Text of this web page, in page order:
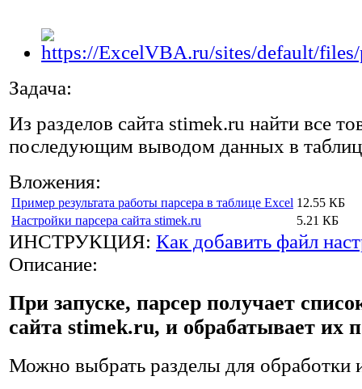
Задача:
Из разделов сайта stimek.ru найти все
последующим выводом данных в
Вложения:
Пример результата работы парсера в таблице Excel 12.55 КБ
Настройки парсера сайта stimek.ru
5.21 КБ
ИНСТРУКЦИЯ: Как добавить файл
Описание:
При запуске, парсер получает
сайта stimek.ru, и обрабатывает их
Можно выбрать разделы для обработки